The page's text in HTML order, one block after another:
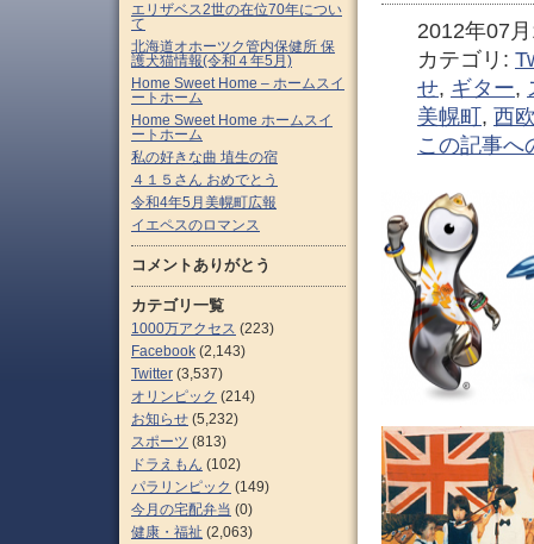
2012年07
カテゴリ:
せ, ギター,
美幌町 , 西
この記事へ
エリザベス2世の在位70年につい
て
北海道オホーツク管内保健所 保
護犬猫情報(令和４年5月)
Home Sweet Home – ホームスイ
ートホーム
Home Sweet Home ホームスイ
ートホーム
私の好きな曲 埴生の宿
４１５さん おめでとう
令和4年5月美幌町広報
イエペスのロマンス
コメントありがとう
カテゴリ一覧
1000万アクセス (223)
Facebook (2,143)
Twitter (3,537)
オリンピック (214)
お知らせ (5,232)
スポーツ (813)
ドラえもん (102)
パラリンピック (149)
今月の宅配弁当 (0)
健康・福祉 (2,063)